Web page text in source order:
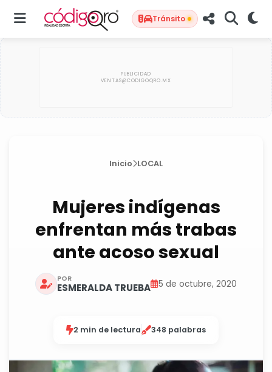
Tránsito
Inicio LOCAL
Mujeres indígenas
enfrentan más trabas
ante acoso sexual
POR
ESMERALDA TRUEBA 5 de octubre, 2020
2 min de lectura 348 palabras